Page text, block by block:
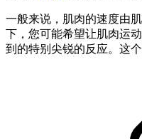
一般来说，肌肉的速度由
下，您可能希望让肌肉运
到的特别尖锐的反应。这